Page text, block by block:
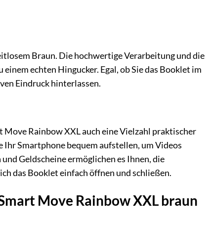
Braun. Die hochwertige Verarbeitung und die
echten Hingucker. Egal, ob Sie das Booklet im
Eindruck hinterlassen.
Rainbow XXL auch eine Vielzahl praktischer
Smartphone bequem aufstellen, um Videos
Geldscheine ermöglichen es Ihnen, die
das Booklet einfach öffnen und schließen.
Move Rainbow XXL braun